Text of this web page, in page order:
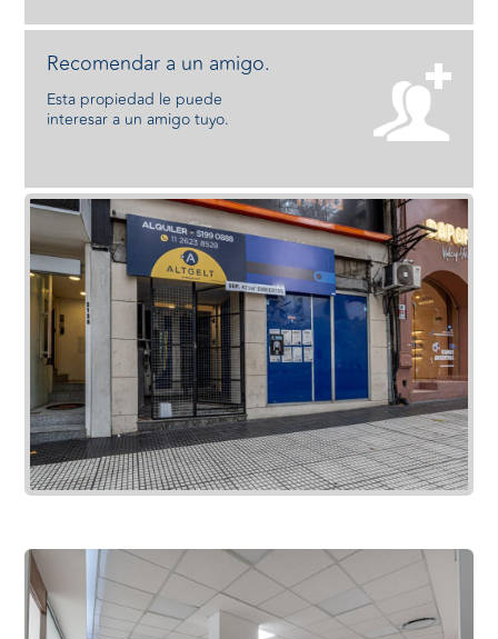
Recomendar a un amigo.
Esta propiedad le puede
interesar a un amigo tuyo.